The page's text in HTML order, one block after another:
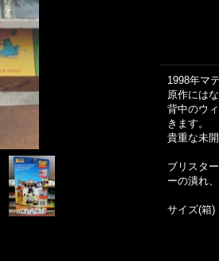
1998年マ
原作には
背中のウ
きます。
貴重な未
ブリスタ
ーの潰れ
サイズ(箱